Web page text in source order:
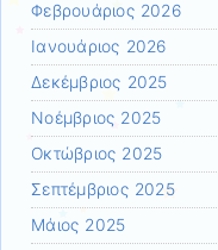
Φεβρουάριος 2026
Ιανουάριος 2026
Δεκέμβριος 2025
Νοέμβριος 2025
Οκτώβριος 2025
Σεπτέμβριος 2025
Μάιος 2025